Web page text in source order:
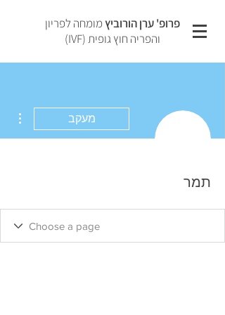
פרופ' ערן הורוביץ מומחה לפריון
והפריה חוץ גופית (IVF)
מעקב
תמר